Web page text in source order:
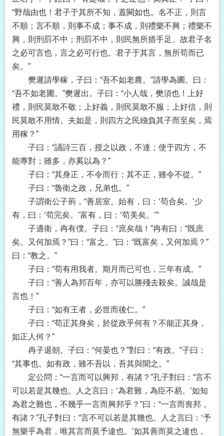
“野哉由也！君子于其所不知，蓋闕如也。名不正，則言
不順；言不順，則事不成；事不成，則禮樂不興；禮樂不
興，則刑罰不中；刑罰不中，則民無所措手足。故君子名
之必可言也，言之必可行也。君子于其言，無所苟而已
矣。”
樊遲請學稼，子曰：“吾不如老農。”請學為圃。曰：
“吾不如老圃。”樊遲出。子曰：“小人哉，樊須也！上好
禮，則民莫敢不敬；上好義，則民莫敢不服；上好信，則
民莫敢不用情。夫如是，則四方之民繈負其子而至矣，焉
用稼？”
子曰：“誦詩三百，授之以政，不達；使于四方，不
能專對；雖多，亦奚以為？”
子曰：“其身正，不令而行；其不正，雖令不從。”
子曰：“魯衛之政，兄弟也。”
子謂衛公子荊，“善居室。始有，曰：‘苟合矣。’少
有，曰：‘苟完矣。’富有，曰：‘苟美矣。’”
子適衛，冉有僕。子曰：“庶矣哉！”冉有曰：“既庶
矣。又何加焉？”曰：“富之。”曰：“既富矣，又何加焉？”
曰：“教之。”
子曰：“苟有用我者。期月而已可也，三年有成。”
子曰：“善人為邦百年，亦可以勝殘去殺矣。誠哉是
言也！”
子曰：“如有王者，必世而後仁。”
子曰：“苟正其身矣，於從政乎何有？不能正其身，
如正人何？”
冉子退朝。子曰：“何晏也？”對曰：“有政。”子曰：
“其事也。如有政，雖不吾以，吾其與聞之。”
定公問：“一言而可以興邦，有諸？”孔子對曰：“言不
可以若是其幾也。人之言曰：‘為君難，為臣不易。’如知
為君之難也，不幾乎一言而興邦乎？”曰：“一言而喪邦，
有諸？”孔子對曰：“言不可以若是其幾也。人之言曰：‘予
無樂乎為君，唯其言而莫予違也。’如其善而莫之違也，